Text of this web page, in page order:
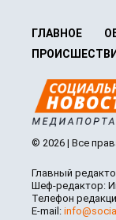
ГЛАВНОЕ
© 2026 | Все
Главный
Шеф-редактор:
Телефон
E-mail: